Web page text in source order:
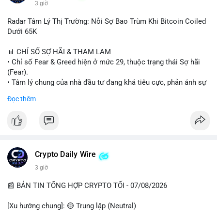
#binancesquare #cryptonews #wintermute #brokerdealer
#tokenizedsecurities
$btc $eth
#vlikevn
3 giờ
Radar Tâm Lý Thị Trường: Nỗi Sợ Bao Trùm Khi Bitcoin Coiled
Dưới 65K
📊 CHỈ SỐ SỢ HÃI & THAM LAM
• Chỉ số Fear & Greed hiện ở mức 29, thuộc trạng thái Sợ hãi
(Fear).
• Tâm lý chung của nhà đầu tư đang khá tiêu cực, phản ánh sự
• CoinGecko Trending: Plume (PLUME), Cash Cat (CASHCAT),
• LunarCrush Trending: Ethereum, Solana, Dogecoin, Polkadot,
Chainlink.
Viettel) và các từ khóa đời sống khác đang chiếm ưu thế.
💬 DÒNG CHẢY TIN TỨC & TRUYỀN THÔNG
Đọc thêm
Crypto Daily Wire
3 giờ
📰 BẢN TIN TỔNG HỢP CRYPTO TỐI - 07/08/2026
[Xu hướng chung]: 🟡 Trung lập (Neutral)